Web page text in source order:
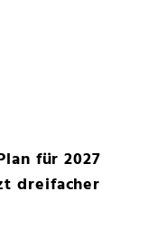
für 2027
dreifacher